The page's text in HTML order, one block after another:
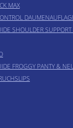
MAX
SHOULDER
FROGGY PANTY &